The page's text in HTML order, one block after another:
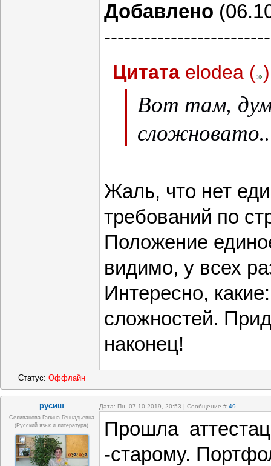
Добавлено
Цитата elodea ( )
Вот там,
Жаль, что нет
требований по
Положение
видимо, у всех
Интересно,
сложностей.
наконец!
Статус: Оффлайн
русиш Дата: Пн, 07.10.2019, 20:53 | Сообщение # 49
Селиванова Галина Геннадьевна
(русский язык и литература)
Прошла
-старому.